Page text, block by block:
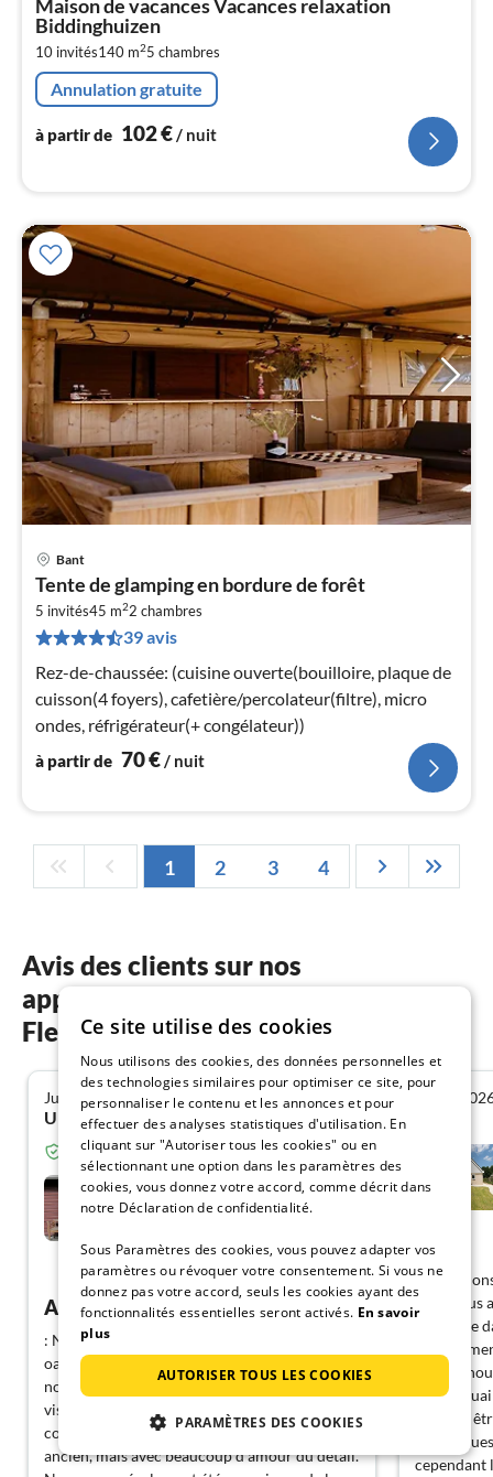
Maison de vacances Vacances relaxation
Biddinghuizen
10 invités140 m25 chambres
Annulation gratuite
à partir de 102€/ nuit
Bant
Tente de glamping en bordure de forêt
5 invités45 m22 chambres
39 avis
Rez-de-chaussée: (cuisine ouverte(bouilloire, plaque de
cuisson(4 foyers), cafetière/percolateur(filtre), micro
ondes, réfrigérateur(+ congélateur))
à partir de 70€/ nuit
1 2 3 4
Avis des clients sur nos
appartements de vacances dans le
Flevoland
Juin 2023
Ulrich H. de Dortmund
5.0
Invité vérifié de Resido.fr
Bremerberg 185 /
Veluwemeer
Montrer allemand
Arriver et se sentir bien.
: Nous n'avons séjourné que 3 nuits dans cet
oasis de bien-être, mais dès notre arrivée, il
nous a aussitôt captivé. Après notre première
visite de la maison, nous avons rapidement
constaté que l'aménagement est certes un peu
ancien, mais avec beaucoup d'amour du détail.
Juillet
Nous
fois. Nous
est située
invités,
peuvent
cependant
Ce site utilise des cookies
Nous utilisons des cookies, des données personnelles et
des technologies similaires pour optimiser ce site, pour
personnaliser le contenu et les annonces et pour
effectuer des analyses statistiques d'utilisation. En
cliquant sur "Autoriser tous les cookies" ou en
sélectionnant une option dans les paramètres des
cookies, vous donnez votre accord, comme décrit dans
notre Déclaration de confidentialité.
Sous Paramètres des cookies, vous pouvez adapter vos
paramètres ou révoquer votre consentement. Si vous ne
donnez pas votre accord, seuls les cookies ayant des
fonctionnalités essentielles seront activés. En savoir
plus
AUTORISER TOUS LES COOKIES
PARAMÈTRES DES COOKIES